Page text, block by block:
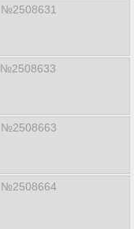
№2508631
№2508633
№2508663
№2508664